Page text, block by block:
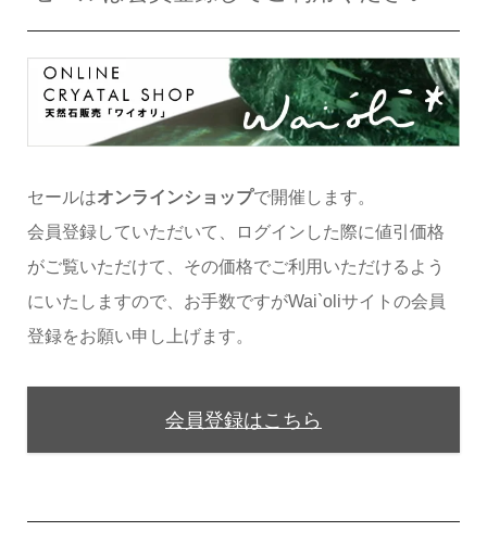
セールはオンラインショップで開催します。
会員登録していただいて、ログインした際に値引価格
がご覧いただけて、その価格でご利用いただけるよう
にいたしますので、お手数ですがWai`oliサイトの会員
登録をお願い申し上げます。
会員登録はこちら